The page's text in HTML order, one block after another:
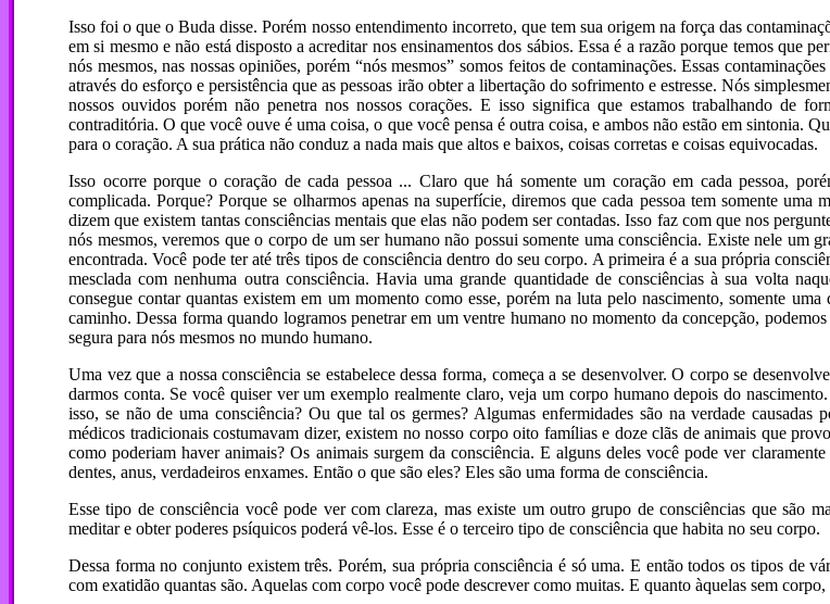
Isso foi o que o Buda disse. Porém nosso entendimento incorreto, que tem sua origem na força das
em si mesmo e não está disposto a acreditar nos ensinamentos dos sábios. Essa é a razão porque temos que
nós mesmos, nas nossas opiniões, porém “nós mesmos” somos feitos de contaminações. Essas
através do esforço e persistência que as pessoas irão obter a libertação do sofrimento e estresse. Nós
nossos ouvidos porém não penetra nos nossos corações. E isso significa que estamos trabalhando de
contraditória. O que você ouve é uma coisa, o que você pensa é outra coisa, e ambos não estão em sintonia.
para o coração. A sua prática não conduz a nada mais que altos e baixos, coisas corretas e coisas equivocadas.
Isso ocorre porque o coração de cada pessoa ... Claro que há somente um coração em cada pessoa,
complicada. Porque? Porque se olharmos apenas na superfície, diremos que cada pessoa tem somente
dizem que existem tantas consciências mentais que elas não podem ser contadas. Isso faz com que nos
nós mesmos, veremos que o corpo de um ser humano não possui somente uma consciência. Existe nele
encontrada. Você pode ter até três tipos de consciência dentro do seu corpo. A primeira é a sua própria
mesclada com nenhuma outra consciência. Havia uma grande quantidade de consciências à sua volta
consegue contar quantas existem em um momento como esse, porém na luta pelo nascimento, somente
caminho. Dessa forma quando logramos penetrar em um ventre humano no momento da concepção,
segura para nós mesmos no mundo humano.
Uma vez que a nossa consciência se estabelece dessa forma, começa a se desenvolver. O corpo se
darmos conta. Se você quiser ver um exemplo realmente claro, veja um corpo humano depois do
isso, se não de uma consciência? Ou que tal os germes? Algumas enfermidades são na verdade
médicos tradicionais costumavam dizer, existem no nosso corpo oito famílias e doze clãs de animais que
como poderiam haver animais? Os animais surgem da consciência. E alguns deles você pode ver
dentes, anus, verdadeiros enxames. Então o que são eles? Eles são uma forma de consciência.
Esse tipo de consciência você pode ver com clareza, mas existe um outro grupo de consciências que são
meditar e obter poderes psíquicos poderá vê-los. Esse é o terceiro tipo de consciência que habita no seu corpo.
Dessa forma no conjunto existem três. Porém, sua própria consciência é só uma. E então todos os tipos de
com exatidão quantas são. Aquelas com corpo você pode descrever como muitas. E quanto àquelas sem